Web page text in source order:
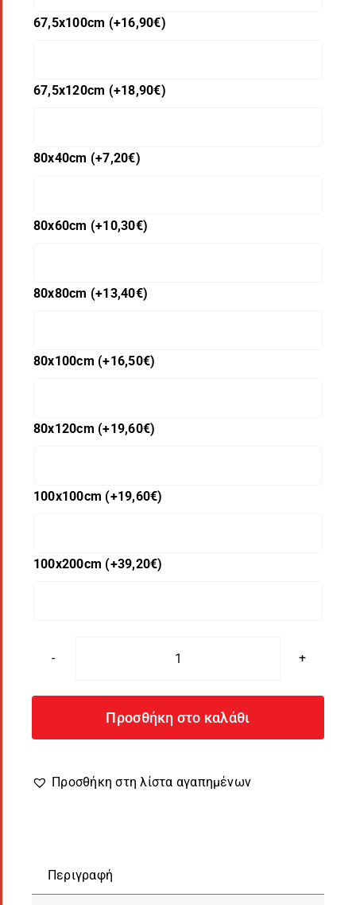
67,5x100cm (+16,90€)
67,5x120cm (+18,90€)
80x40cm (+7,20€)
80x60cm (+10,30€)
80x80cm (+13,40€)
80x100cm (+16,50€)
80x120cm (+19,60€)
100x100cm (+19,60€)
100x200cm (+39,20€)
Αυτοκόλλητο
κουζίνας
ποσότητα
Προσθήκη στο καλάθι
Προσθήκη στη λίστα αγαπημένων
Περιγραφή